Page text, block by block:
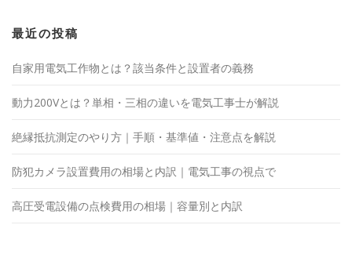
最近の投稿
自家用電気工作物とは？該当条件と設置者の義務
動力200Vとは？単相・三相の違いを電気工事士が解説
絶縁抵抗測定のやり方｜手順・基準値・注意点を解説
防犯カメラ設置費用の相場と内訳｜電気工事の視点で
高圧受電設備の点検費用の相場｜容量別と内訳